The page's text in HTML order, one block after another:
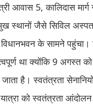
आवास 5, कालिदास
स्थानों जैसे सिविल
के सामने पहुंचा।
था क्योंकि 9 अगस्त को
है। स्वतंत्रता
को स्वतंत्रता